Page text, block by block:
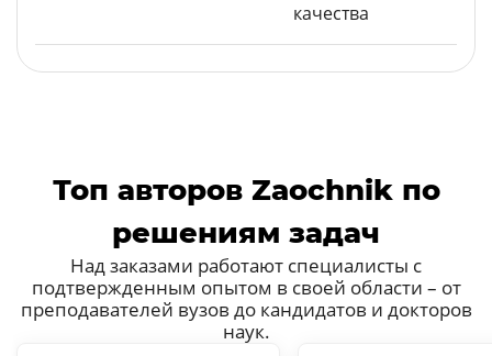
качества
Топ авторов Zaochnik по
решениям задач
Над заказами работают специалисты с
подтвержденным опытом в своей области – от
преподавателей вузов до кандидатов и докторов
наук.